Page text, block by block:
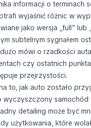
informacji o terminach
wyjaśnić różnic w
jako wersja „full” lub
subtelnym sygnałem
mówi o rzadkości
czy ostatnich
przejrzystości.
to, jak auto zostało
wyczyszczony samochód
detailing może być
użytkowania, które